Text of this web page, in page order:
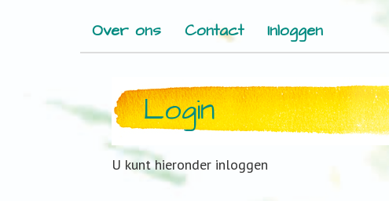
Over ons
Contact Inloggen
Login
U kunt hieronder inloggen